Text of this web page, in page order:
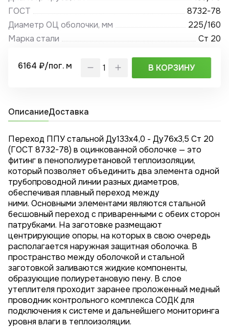
ГОСТ
8732-78
Диаметр ОЦ оболочки, мм
225/160
Марка стали
Ст 20
6164 ₽/пог. м В КОРЗИНУ
ОписаниеДоставка
Переход ППУ стальной Ду133х4,0 - Ду76x3,5 Ст 20
(ГОСТ 8732-78) в оцинкованной оболочке — это
фитинг в пенополиуретановой теплоизоляции,
который позволяет объединить два элемента одной
трубопроводной линии разных диаметров,
обеспечивая плавный переход между
ними. Основными элементами являются стальной
бесшовный переход с приваренными с обеих сторон
патрубками. На заготовке размещают
центрирующие опоры, на которых в свою очередь
располагается наружная защитная оболочка. В
пространство между оболочкой и стальной
заготовкой заливаются жидкие компоненты,
образующие полиуретановую пену. В слое
утеплителя проходит заранее проложенный медный
проводник контрольного комплекса СОДК для
подключения к системе и дальнейшего мониторинга
уровня влаги в теплоизоляции.